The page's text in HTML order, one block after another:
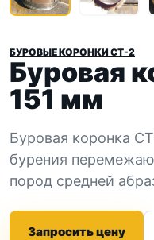
БУРОВЫЕ КОРОНКИ СТ-2
Буровая
151 мм
Буровая коронка
бурения
пород средней
Запросить цену